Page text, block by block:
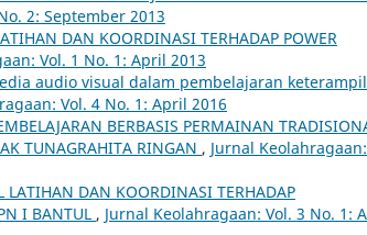
2: September 2013
DAN KOORDINASI TERHADAP POWER
Vol. 1 No. 1: April 2013
audio visual dalam pembelajaran
Vol. 4 No. 1: April 2016
BERBASIS PERMAINAN
TUNAGRAHITA RINGAN , Jurnal Keolahragaan:
LATIHAN DAN KOORDINASI TERHADAP
I BANTUL , Jurnal Keolahragaan: Vol. 3 No. 1: